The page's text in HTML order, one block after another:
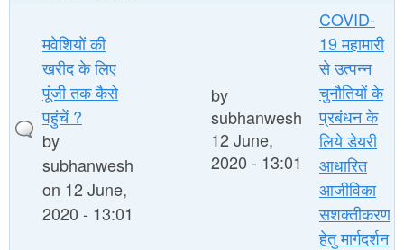
मवेशियों की
खरीद के लिए
पूंजी तक कैसे
पहुंचें ?
by
subhanwesh
on 12 June,
2020 - 13:01
by
subhanwesh
12 June,
2020 - 13:01
COVID-
19 महामारी
से उत्पन्न
चुनौतियों के
प्रबंधन के
लिये डेयरी
आधारित
आजीविका
सशक्तीकरण
हेतु मार्गदर्शन